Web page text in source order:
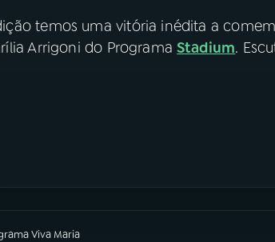
temos uma vitória inédita a
Arrigoni do ProgramaStadium.
Viva Maria